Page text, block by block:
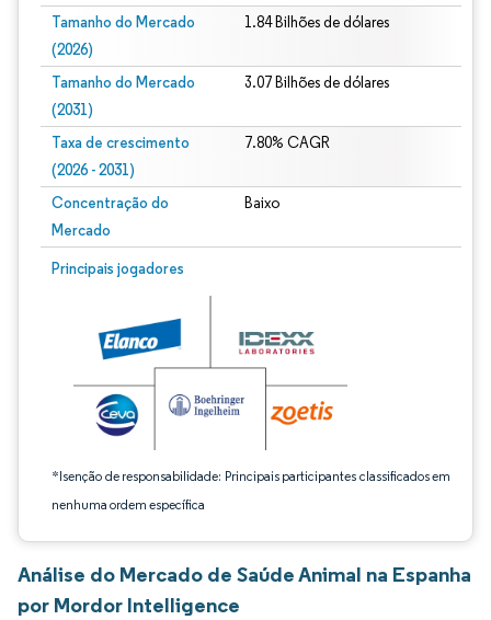
Tamanho do Mercado
(2026)
1.84 Bilhões de dólares
Tamanho do Mercado
(2031)
3.07 Bilhões de dólares
Taxa de crescimento
(2026 - 2031)
7.80% CAGR
Concentração do
Mercado
Baixo
Principais jogadores
*Isenção de responsabilidade: Principais participantes classificados em
nenhuma ordem específica
Imagem © Mordor Intelligence. O reuso requer atribuição conforme CC BY 4.0.
Análise do Mercado de Saúde Animal na Espanha
por Mordor Intelligence